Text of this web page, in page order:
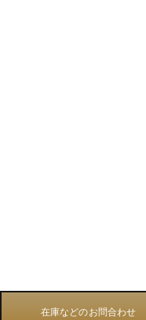
在庫などのお問合わせ